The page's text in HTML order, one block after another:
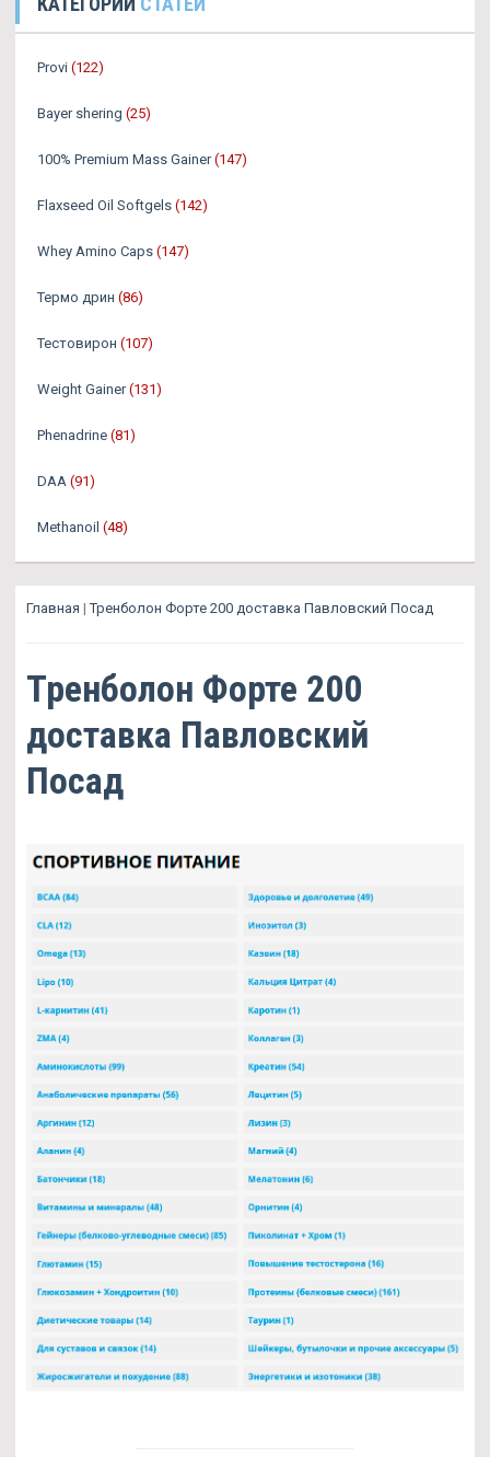
Provi (122)
Bayer shering (25)
100% Premium Mass Gainer (147)
Flaxseed Oil Softgels (142)
Whey Amino Caps (147)
Термо дрин (86)
Тестовирон (107)
Weight Gainer (131)
Phenadrine (81)
DAA (91)
Methanoil (48)
Главная |Тренболон Форте 200 доставка Павловский Посад
Тренболон Форте 200
доставка Павловский
Посад